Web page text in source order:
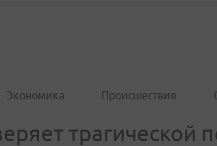
Экономика Происшествия
трагической